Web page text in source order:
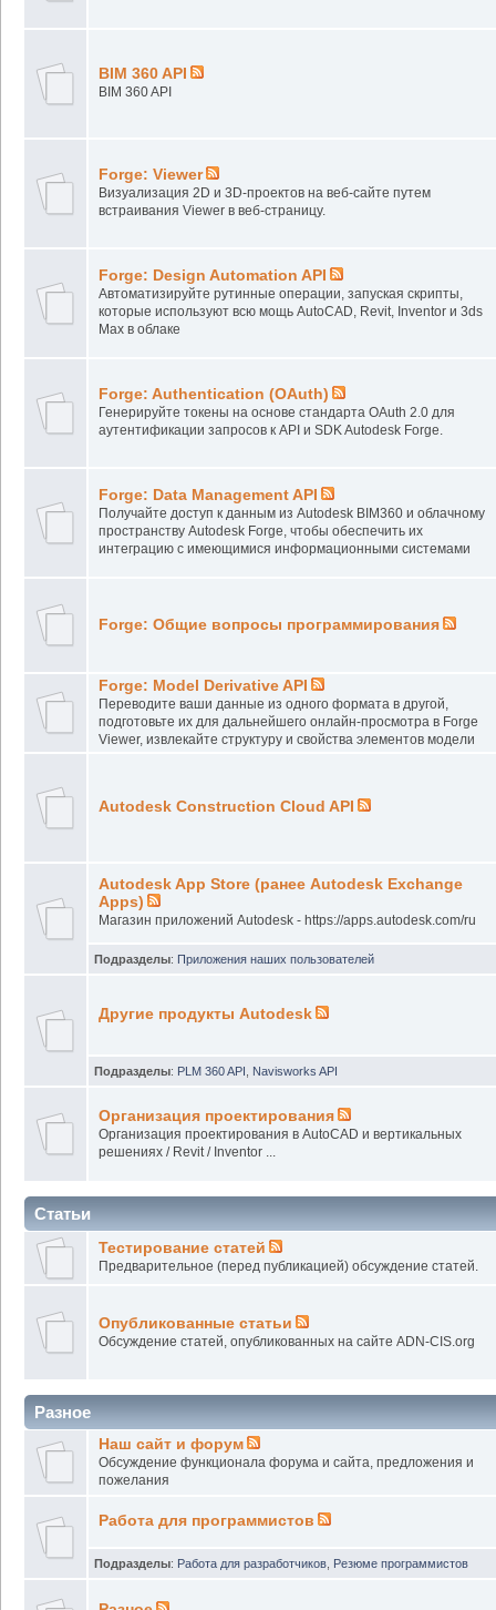
BIM 360 API
BIM 360 API
Forge: Viewer
Визуализация 2D и 3D-проектов на веб-сайте путем
встраивания Viewer в веб-страницу.
Forge: Design Automation API
Автоматизируйте рутинные операции, запуская скрипты,
которые используют всю мощь AutoCAD, Revit, Inventor и 3ds
Max в облаке
Forge: Authentication (OAuth)
Генерируйте токены на основе стандарта OAuth 2.0 для
аутентификации запросов к API и SDK Autodesk Forge.
Forge: Data Management API
Получайте доступ к данным из Autodesk BIM360 и облачному
пространству Autodesk Forge, чтобы обеспечить их
интеграцию с имеющимися информационными системами
Forge: Общие вопросы программирования
Forge: Model Derivative API
Переводите ваши данные из одного формата в другой,
подготовьте их для дальнейшего онлайн-просмотра в Forge
Viewer, извлекайте структуру и свойства элементов модели
Autodesk Construction Cloud API
Autodesk App Store (ранее Autodesk Exchange
Apps)
Магазин приложений Autodesk - https://apps.autodesk.com/ru
Подразделы: Приложения наших пользователей
Другие продукты Autodesk
Подразделы: PLM 360 API Navisworks API
Организация проектирования
Организация проектирования в AutoCAD и вертикальных
решениях / Revit / Inventor ...
Статьи
Тестирование статей
Предварительное (перед публикацией) обсуждение статей.
Опубликованные статьи
Обсуждение статей, опубликованных на сайте ADN-CIS.org
Разное
Наш сайт и форум
Обсуждение функционала форума и сайта, предложения и
пожелания
Работа для программистов
Подразделы: Работа для разработчиков Резюме программистов